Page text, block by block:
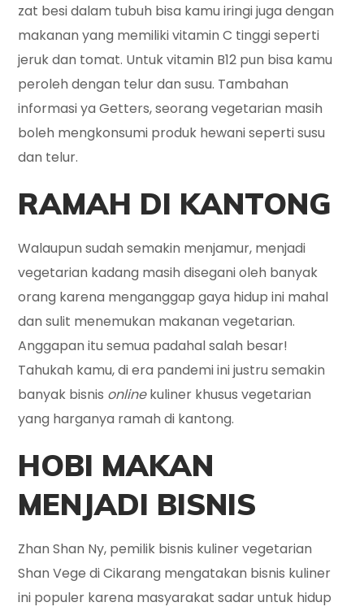
zat besi dalam tubuh bisa kamu iringi juga dengan
makanan yang memiliki vitamin C tinggi seperti
jeruk dan tomat. Untuk vitamin B12 pun bisa kamu
peroleh dengan telur dan susu. Tambahan
informasi ya Getters, seorang vegetarian masih
boleh mengkonsumi produk hewani seperti susu
dan telur.
RAMAH DI KANTONG
Walaupun sudah semakin menjamur, menjadi
vegetarian kadang masih disegani oleh banyak
orang karena menganggap gaya hidup ini mahal
dan sulit menemukan makanan vegetarian.
Anggapan itu semua padahal salah besar!
Tahukah kamu, di era pandemi ini justru semakin
banyak bisnis onlinekuliner khusus vegetarian
yang harganya ramah di kantong.
HOBI MAKAN
MENJADI BISNIS
Zhan Shan Ny, pemilik bisnis kuliner vegetarian
Shan Vege di Cikarang mengatakan bisnis kuliner
ini populer karena masyarakat sadar untuk hidup